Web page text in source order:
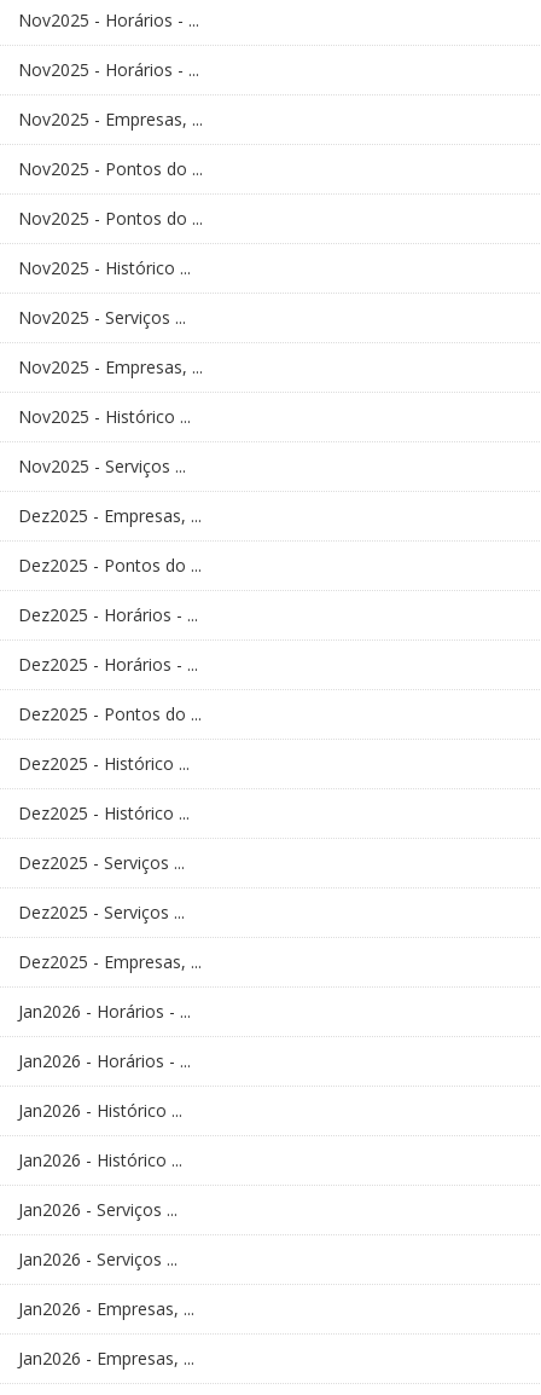
Nov2025 - Horários - ...
Nov2025 - Horários - ...
Nov2025 - Empresas, ...
Nov2025 - Pontos do ...
Nov2025 - Pontos do ...
Nov2025 - Histórico ...
Nov2025 - Serviços ...
Nov2025 - Empresas, ...
Nov2025 - Histórico ...
Nov2025 - Serviços ...
Dez2025 - Empresas, ...
Dez2025 - Pontos do ...
Dez2025 - Horários - ...
Dez2025 - Horários - ...
Dez2025 - Pontos do ...
Dez2025 - Histórico ...
Dez2025 - Histórico ...
Dez2025 - Serviços ...
Dez2025 - Serviços ...
Dez2025 - Empresas, ...
Jan2026 - Horários - ...
Jan2026 - Horários - ...
Jan2026 - Histórico ...
Jan2026 - Histórico ...
Jan2026 - Serviços ...
Jan2026 - Serviços ...
Jan2026 - Empresas, ...
Jan2026 - Empresas, ...